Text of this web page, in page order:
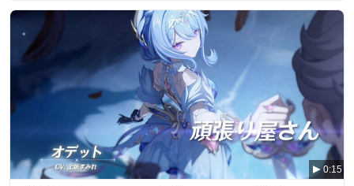
0:15